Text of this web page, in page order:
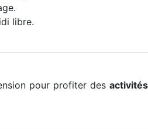
libre.
pour profiter des activités